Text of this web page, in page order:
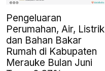
Pengeluaran
Perumahan, Air, Listrik
dan Bahan Bakar
Rumah di Kabupaten
Merauke Bulan Juni